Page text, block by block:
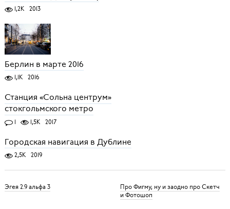
1,2K 2013
Берлин в марте 2016
1,1K 2016
Станция «Сольна центрум»
стокгольмского метро
1 1,5K 2017
Городская навигация в Дублине
2,5K 2019
Эгея 2.9 альфа 3
Про Фигму, ну и заодно про Скетч
и Фотошоп